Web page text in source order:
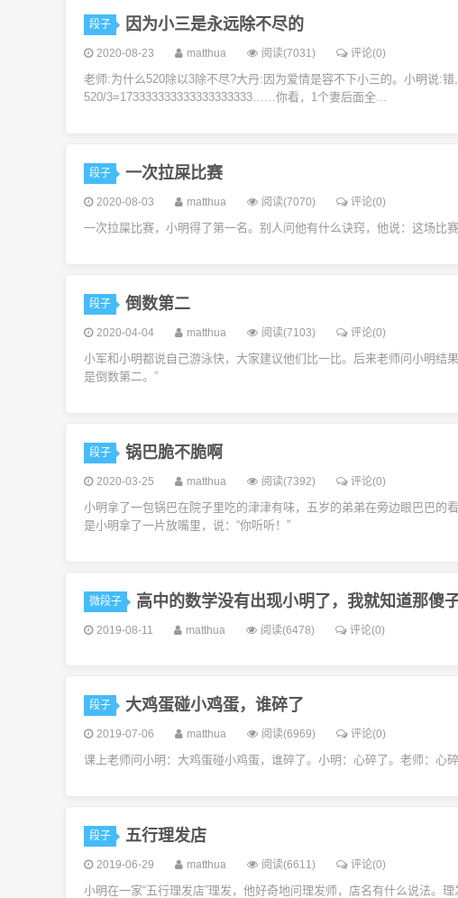
段子 因为小三是永远除不尽的
2020-08-23 matthua 阅读(7031) 评论(0)
老师:为什么520除以3除不尽?大丹:因为爱情是容不下小三的。小明说:
520/3=173333333333333333333……你看，1个妻后面全...
段子 一次拉屎比赛
2020-08-03 matthua 阅读(7070) 评论(0)
一次拉屎比赛，小明得了第一名。别人问他有什么诀窍，他说：这场
段子 倒数第二
2020-04-04 matthua 阅读(7103) 评论(0)
小军和小明都说自己游泳快，大家建议他们比一比。后来老师问小明结
是倒数第二。”
段子 锅巴脆不脆啊
2020-03-25 matthua 阅读(7392) 评论(0)
小明拿了一包锅巴在院子里吃的津津有味，五岁的弟弟在旁边眼巴巴的
是小明拿了一片放嘴里，说：“你听听！”
微段子 高中的数学没有出现小明了，我就知道那傻
2019-08-11 matthua 阅读(6478) 评论(0)
段子 大鸡蛋碰小鸡蛋，谁碎了
2019-07-06 matthua 阅读(6969) 评论(0)
课上老师问小明：大鸡蛋碰小鸡蛋，谁碎了。小明：心碎了。老师：心
段子 五行理发店
2019-06-29 matthua 阅读(6611) 评论(0)
小明在一家“五行理发店”理发，他好奇地问理发师，店名有什么说法。